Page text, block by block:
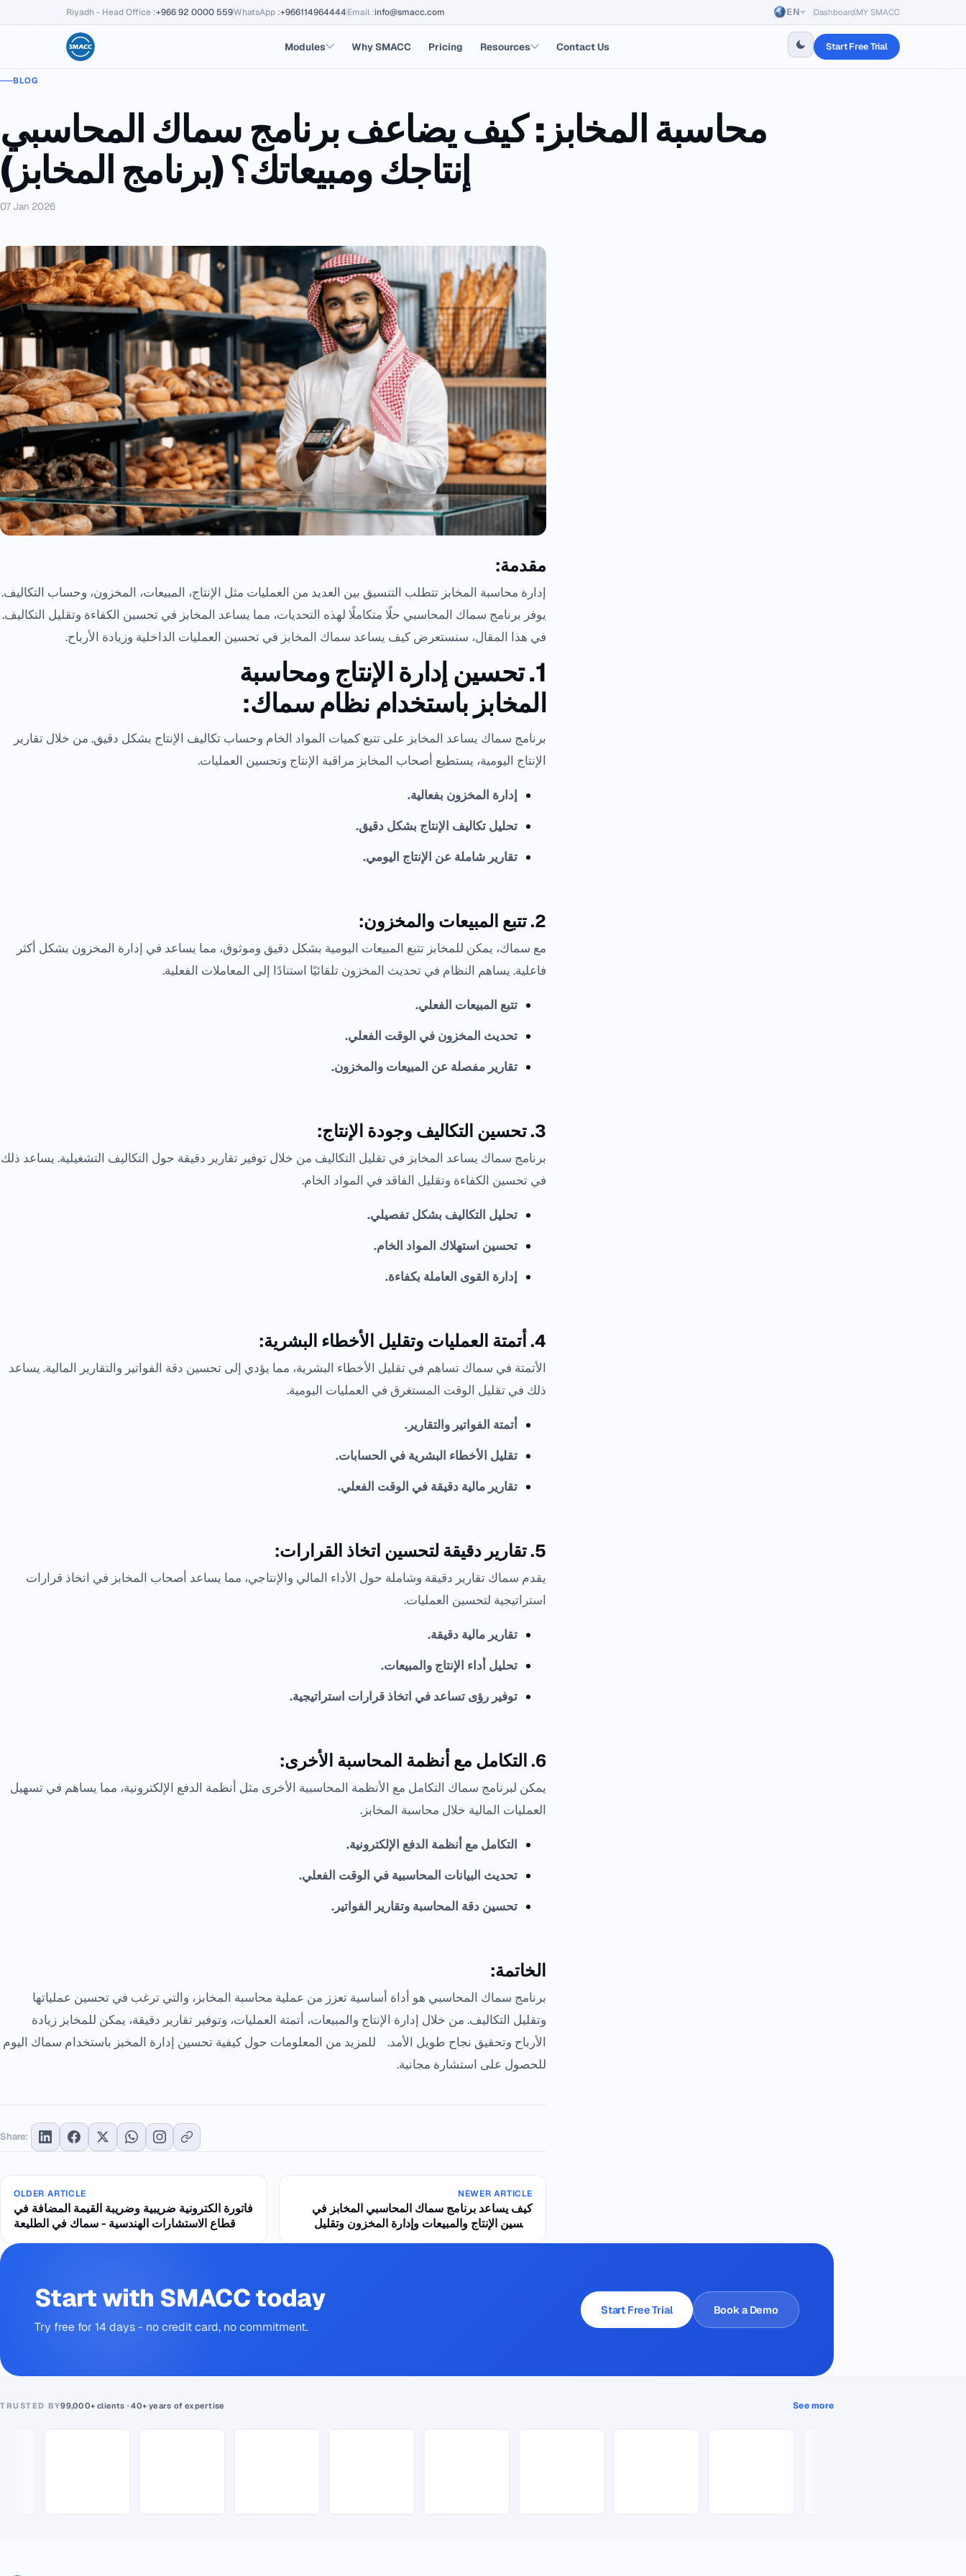
Riyadh - Head Office :+966 92 0000 559WhatsApp :+966114964444Email :info@smacc.com EN Dashboard MY SMACC
Modules Why SMACC Pricing Resources Contact Us Start Free Trial
BLOG
محاسبة المخابز: كيف يضاعف برنامج سماك المحاسبي
إنتاجك ومبيعاتك؟ (برنامج المخابز)
07 Jan 2026
مقدمة:
إدارة محاسبة المخابز تتطلب التنسيق بين العديد من العمليات مثل الإنتاج، المبيعات، المخزون، وحساب التكاليف.
يوفر برنامج سماك المحاسبي حلًا متكاملًا لهذه التحديات، مما يساعد المخابز في تحسين الكفاءة وتقليل التكاليف.
في هذا المقال، سنستعرض كيف يساعد سماك المخابز في تحسين العمليات الداخلية وزيادة الأرباح.
1. تحسين إدارة الإنتاج ومحاسبة
المخابز باستخدام نظام سماك:
برنامج سماك يساعد المخابز على تتبع كميات المواد الخام وحساب تكاليف الإنتاج بشكل دقيق. من خلال تقارير
الإنتاج اليومية، يستطيع أصحاب المخابز مراقبة الإنتاج وتحسين العمليات.
إدارة المخزون بفعالية.
تحليل تكاليف الإنتاج بشكل دقيق.
تقارير شاملة عن الإنتاج اليومي.
2. تتبع المبيعات والمخزون:
مع سماك، يمكن للمخابز تتبع المبيعات اليومية بشكل دقيق وموثوق، مما يساعد في إدارة المخزون بشكل أكثر
فاعلية. يساهم النظام في تحديث المخزون تلقائيًا استنادًا إلى المعاملات الفعلية.
تتبع المبيعات الفعلي.
تحديث المخزون في الوقت الفعلي.
تقارير مفصلة عن المبيعات والمخزون.
3. تحسين التكاليف وجودة الإنتاج:
برنامج سماك يساعد المخابز في تقليل التكاليف من خلال توفير تقارير دقيقة حول التكاليف التشغيلية. يساعد ذلك
في تحسين الكفاءة وتقليل الفاقد في المواد الخام.
تحليل التكاليف بشكل تفصيلي.
تحسين استهلاك المواد الخام.
إدارة القوى العاملة بكفاءة.
4. أتمتة العمليات وتقليل الأخطاء البشرية:
الأتمتة في سماك تساهم في تقليل الأخطاء البشرية، مما يؤدي إلى تحسين دقة الفواتير والتقارير المالية. يساعد
ذلك في تقليل الوقت المستغرق في العمليات اليومية.
أتمتة الفواتير والتقارير.
تقليل الأخطاء البشرية في الحسابات.
تقارير مالية دقيقة في الوقت الفعلي.
5. تقارير دقيقة لتحسين اتخاذ القرارات:
يقدم سماك تقارير دقيقة وشاملة حول الأداء المالي والإنتاجي، مما يساعد أصحاب المخابز في اتخاذ قرارات
استراتيجية لتحسين العمليات.
تقارير مالية دقيقة.
تحليل أداء الإنتاج والمبيعات.
توفير رؤى تساعد في اتخاذ قرارات استراتيجية.
6. التكامل مع أنظمة المحاسبة الأخرى:
يمكن لبرنامج سماك التكامل مع الأنظمة المحاسبية الأخرى مثل أنظمة الدفع الإلكترونية، مما يساهم في تسهيل
العمليات المالية خلال محاسبة المخابز.
التكامل مع أنظمة الدفع الإلكترونية.
تحديث البيانات المحاسبية في الوقت الفعلي.
تحسين دقة المحاسبة وتقارير الفواتير.
الخاتمة:
برنامج سماك المحاسبي هو أداة أساسية تعزز من عملية محاسبة المخابز، والتي ترغب في تحسين عملياتها
وتقليل التكاليف. من خلال إدارة الإنتاج والمبيعات، أتمتة العمليات، وتوفير تقارير دقيقة، يمكن للمخابز زيادة
الأرباح وتحقيق نجاح طويل الأمد. للمزيد من المعلومات حول كيفية تحسين إدارة المخبز باستخدام سماك اليوم
للحصول على استشارة مجانية.
Share:
OLDER ARTICLE
فاتورة الكترونية ضريبية وضريبة القيمة المضافة في
قطاع الاستشارات الهندسية - سماك في الطليعة
NEWER ARTICLE
كيف يساعد برنامج سماك المحاسبي المخابز في
تحسين الإنتاج والمبيعات وإدارة المخزون وتقليل
Start with SMACC today
Try free for 14 days - no credit card, no commitment.
Start Free Trial Book a Demo
TRUSTED BY99,000+ clients · 40+ years of expertise See more